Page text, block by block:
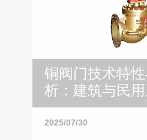
铜阀门技术特
析：建筑与民
优选方案
2025/07/30